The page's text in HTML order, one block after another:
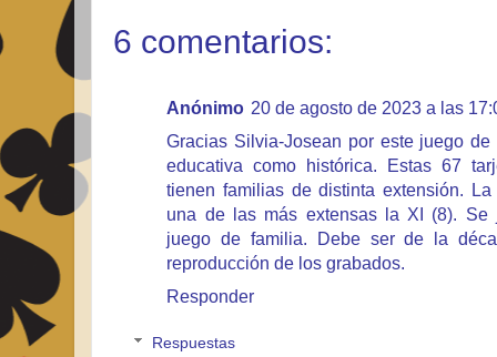
6 comentarios:
Anónimo 20 de agosto de 2023 a las
Gracias Silvia-Josean por este juego
educativa como histórica. Estas 67
tienen familias de distinta extensión.
una de las más extensas la XI (8). Se
juego de familia. Debe ser de la
reproducción de los grabados.
Responder
Respuestas